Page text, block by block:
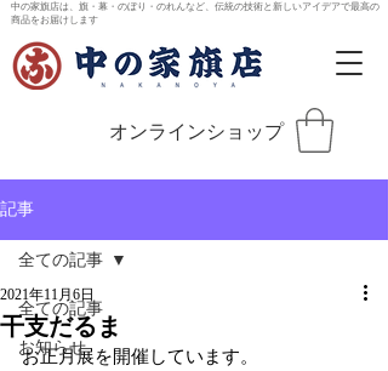
中の家旗店は、旗・幕・のぼり・のれんなど、伝統の技術と新しいアイデアで最高の
商品をお届けします
オンラインショップ
記事
全ての記事
お知らせ
全ての記事
干支だるま
2021年11月6日
お正月展を開催しています。